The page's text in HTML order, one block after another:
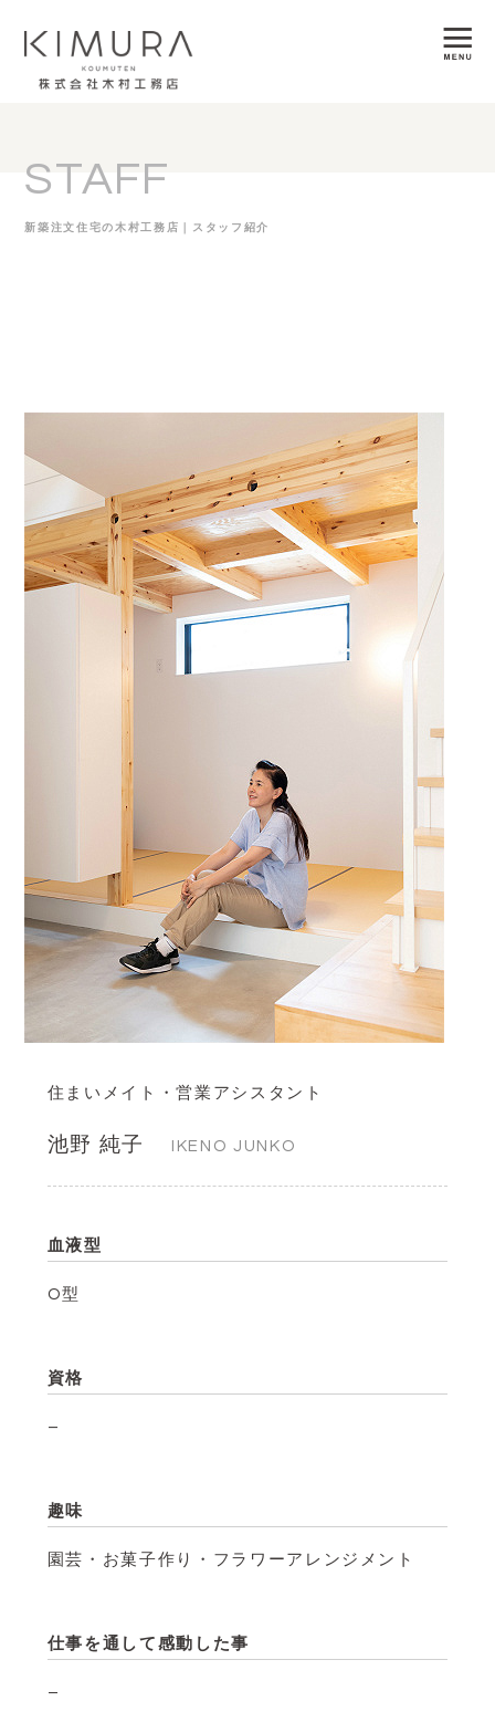
STAFF
新築注文住宅の木村工務店｜スタッフ紹介
住まいメイト・営業アシスタント
池野 純子 IKENO JUNKO
血液型
O型
資格
–
趣味
園芸・お菓子作り・フラワーアレンジメント
仕事を通して感動した事
–